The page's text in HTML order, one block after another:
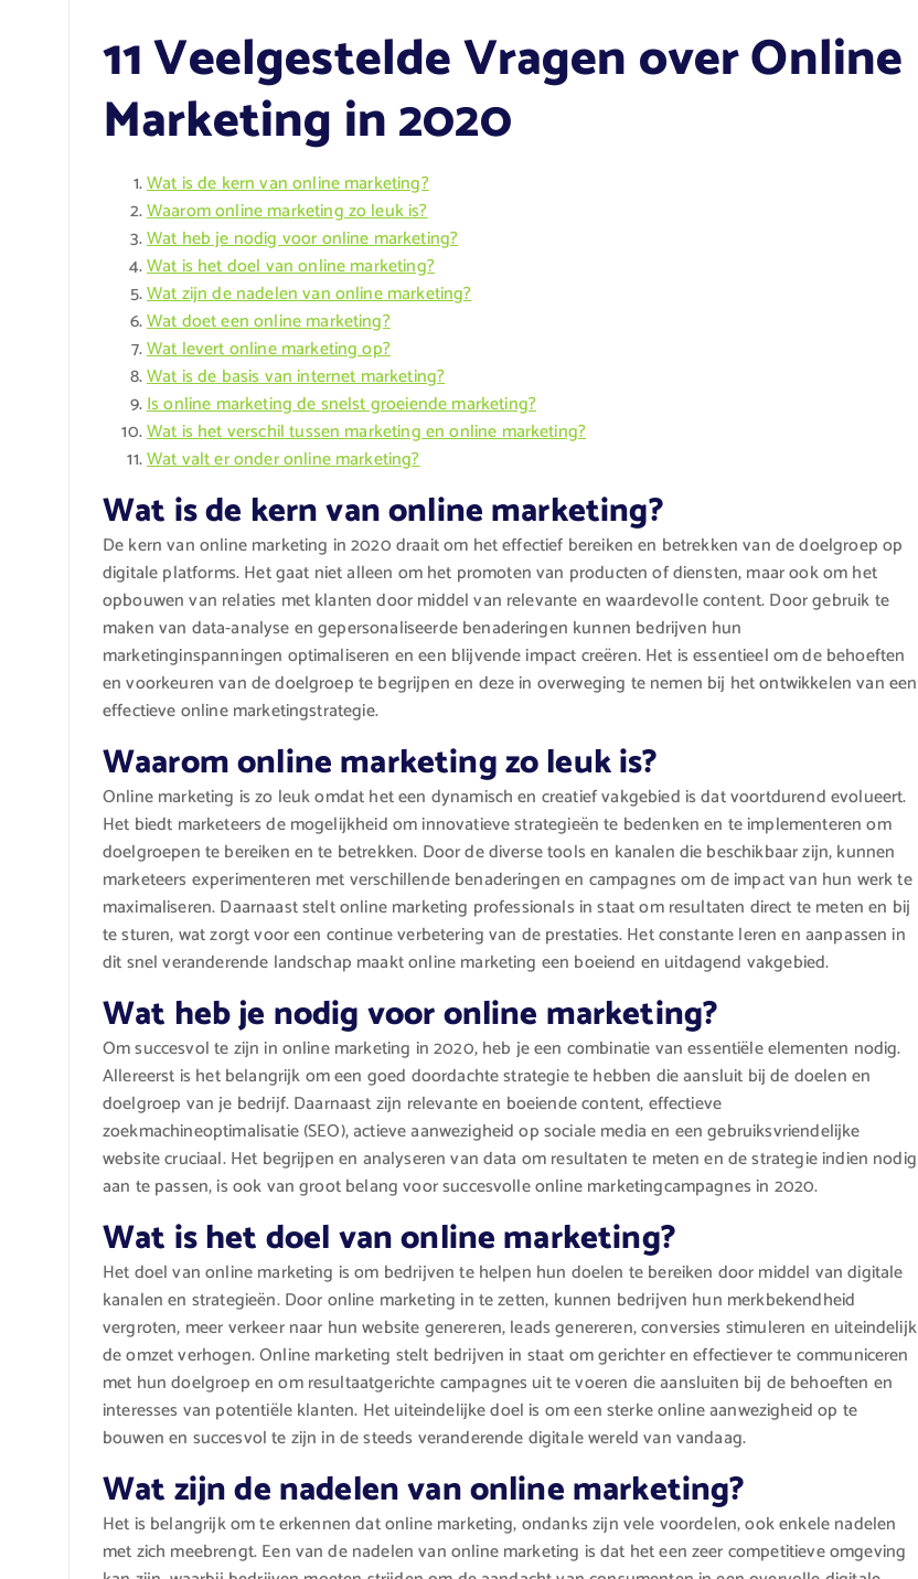
11 Veelgestelde Vragen over Online
Marketing in 2020
Wat is de kern van online marketing?
Waarom online marketing zo leuk is?
Wat heb je nodig voor online marketing?
Wat is het doel van online marketing?
Wat zijn de nadelen van online marketing?
Wat doet een online marketing?
Wat levert online marketing op?
Wat is de basis van internet marketing?
Is online marketing de snelst groeiende marketing?
Wat is het verschil tussen marketing en online marketing?
Wat valt er onder online marketing?
Wat is de kern van online marketing?
De kern van online marketing in 2020 draait om het effectief bereiken en betrekken van de doelgroep op
digitale platforms. Het gaat niet alleen om het promoten van producten of diensten, maar ook om het
opbouwen van relaties met klanten door middel van relevante en waardevolle content. Door gebruik te
maken van data-analyse en gepersonaliseerde benaderingen kunnen bedrijven hun
marketinginspanningen optimaliseren en een blijvende impact creëren. Het is essentieel om de behoeften
en voorkeuren van de doelgroep te begrijpen en deze in overweging te nemen bij het ontwikkelen van een
effectieve online marketingstrategie.
Waarom online marketing zo leuk is?
Online marketing is zo leuk omdat het een dynamisch en creatief vakgebied is dat voortdurend evolueert.
Het biedt marketeers de mogelijkheid om innovatieve strategieën te bedenken en te implementeren om
doelgroepen te bereiken en te betrekken. Door de diverse tools en kanalen die beschikbaar zijn, kunnen
marketeers experimenteren met verschillende benaderingen en campagnes om de impact van hun werk te
maximaliseren. Daarnaast stelt online marketing professionals in staat om resultaten direct te meten en bij
te sturen, wat zorgt voor een continue verbetering van de prestaties. Het constante leren en aanpassen in
dit snel veranderende landschap maakt online marketing een boeiend en uitdagend vakgebied.
Wat heb je nodig voor online marketing?
Om succesvol te zijn in online marketing in 2020, heb je een combinatie van essentiële elementen nodig.
Allereerst is het belangrijk om een goed doordachte strategie te hebben die aansluit bij de doelen en
doelgroep van je bedrijf. Daarnaast zijn relevante en boeiende content, effectieve
zoekmachineoptimalisatie (SEO), actieve aanwezigheid op sociale media en een gebruiksvriendelijke
website cruciaal. Het begrijpen en analyseren van data om resultaten te meten en de strategie indien nodig
aan te passen, is ook van groot belang voor succesvolle online marketingcampagnes in 2020.
Wat is het doel van online marketing?
Het doel van online marketing is om bedrijven te helpen hun doelen te bereiken door middel van digitale
kanalen en strategieën. Door online marketing in te zetten, kunnen bedrijven hun merkbekendheid
vergroten, meer verkeer naar hun website genereren, leads genereren, conversies stimuleren en uiteindelijk
de omzet verhogen. Online marketing stelt bedrijven in staat om gerichter en effectiever te communiceren
met hun doelgroep en om resultaatgerichte campagnes uit te voeren die aansluiten bij de behoeften en
interesses van potentiële klanten. Het uiteindelijke doel is om een sterke online aanwezigheid op te
bouwen en succesvol te zijn in de steeds veranderende digitale wereld van vandaag.
Wat zijn de nadelen van online marketing?
Het is belangrijk om te erkennen dat online marketing, ondanks zijn vele voordelen, ook enkele nadelen
met zich meebrengt. Een van de nadelen van online marketing is dat het een zeer competitieve omgeving